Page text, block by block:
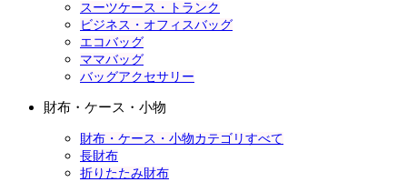
スーツケース・トランク
ビジネス・オフィスバッグ
エコバッグ
ママバッグ
バッグアクセサリー
財布・ケース・小物
財布・ケース・小物カテゴリすべて
長財布
折りたたみ財布